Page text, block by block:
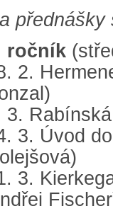
ročník
2.
3.
3. Úvod
3.